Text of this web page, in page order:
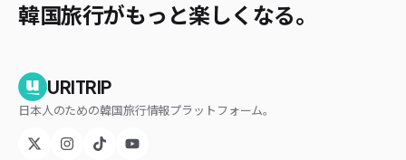
韓国旅行がもっと楽しくなる。
URITRIP
日本人のための韓国旅行情報プラットフォーム。